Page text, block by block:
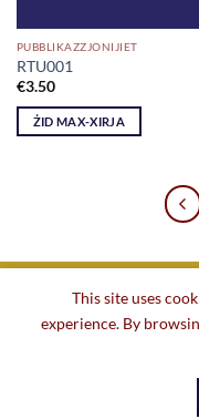
PUBBLIKAZZJONIJIET
RTU001
€3.50
ŻID MAX-XIRJA
This site uses
experience. By